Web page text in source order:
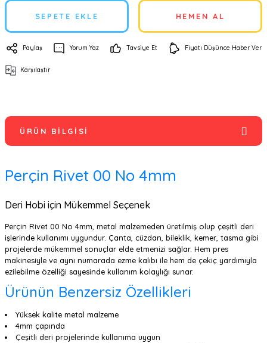
SEPETE EKLE HEMEN AL
Paylaş Yorum Yaz Tavsiye Et Fiyatı Düşünce Haber Ver
Karşılaştır
ÜRÜN BILGISI
Perçin Rivet 00 No 4mm
Deri Hobi için Mükemmel Seçenek
Perçin Rivet 00 No 4mm, metal malzemeden üretilmiş olup çeşitli deri
işlerinde kullanımı uygundur. Çanta, cüzdan, bileklik, kemer, tasma gibi
projelerde mükemmel sonuçlar elde etmenizi sağlar. Hem pres
makinesiyle ve aynı numarada ezme kalıbı ile hem de çekiç yardımıyla
ezilebilme özelliği sayesinde kullanım kolaylığı sunar.
Ürünün Benzersiz Özellikleri
Yüksek kalite metal malzeme
4mm çapında
Çeşitli deri projelerinde kullanıma uygun